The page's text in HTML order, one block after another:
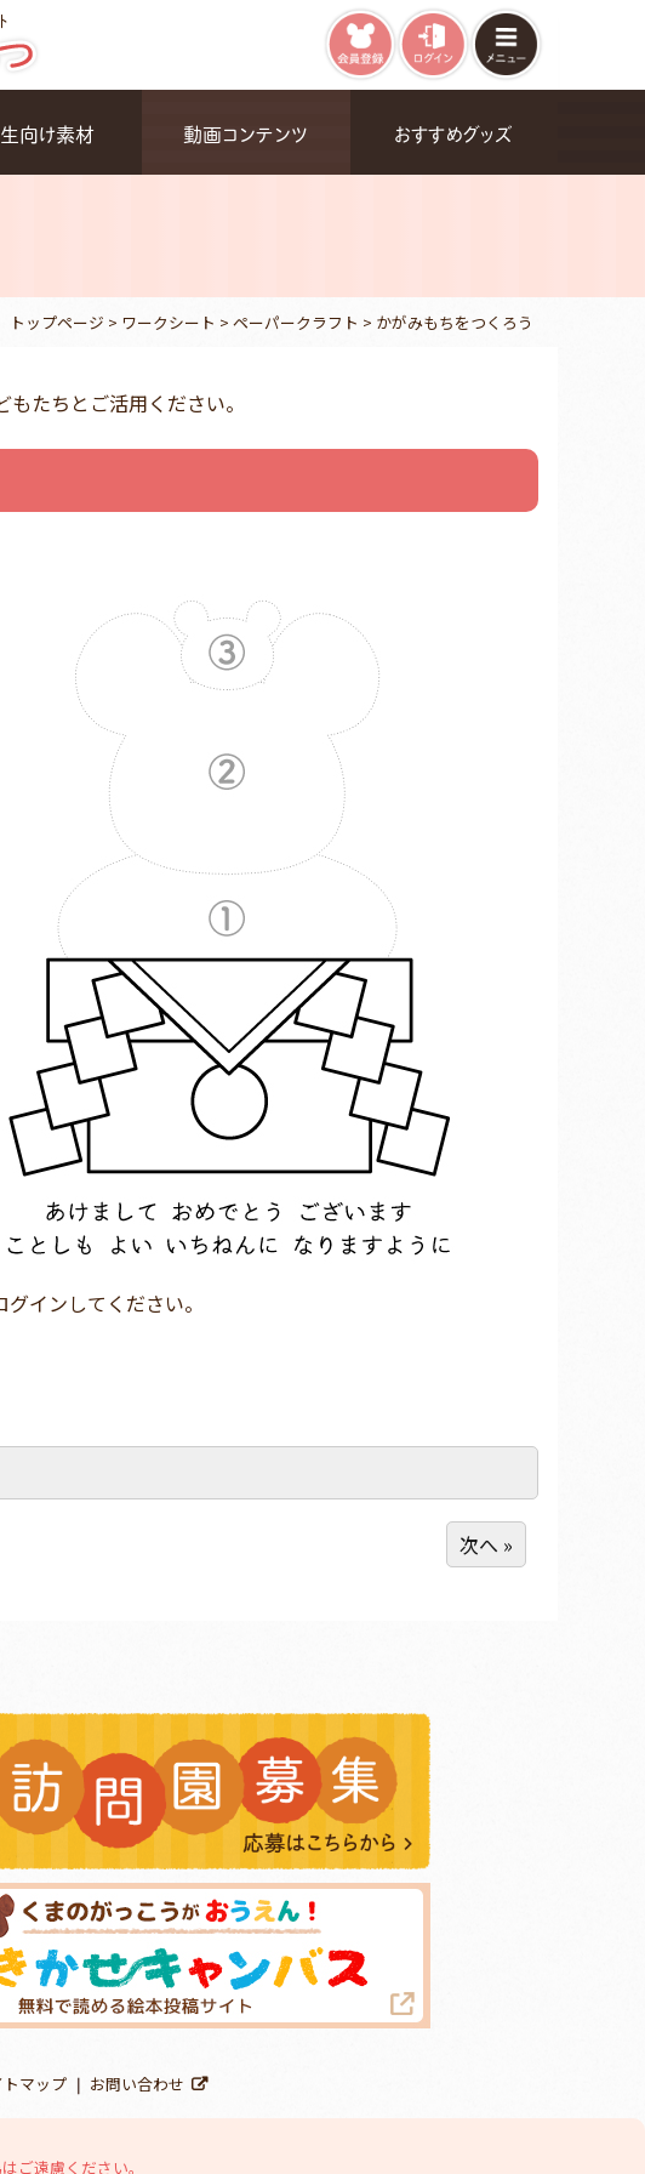
向け素材 動画コンテンツ おすすめグッズ
トップページ > ワークシート > ペーパークラフト > かがみもちをつくろう
たちとご活用ください。
インしてください。
次へ »
トマップ お問い合わせ
ご遠慮ください。